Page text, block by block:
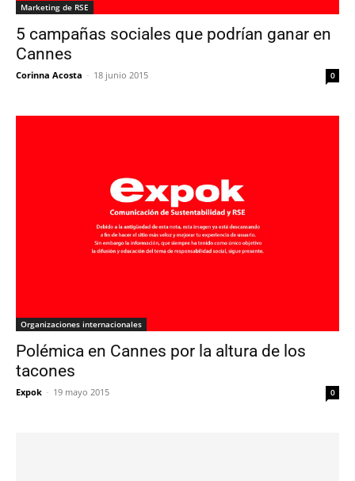
Marketing de RSE
5 campañas sociales que podrían ganar en
Cannes
Corinna Acosta - 18 junio 2015 0
Organizaciones internacionales
Polémica en Cannes por la altura de los
tacones
Expok - 19 mayo 2015 0